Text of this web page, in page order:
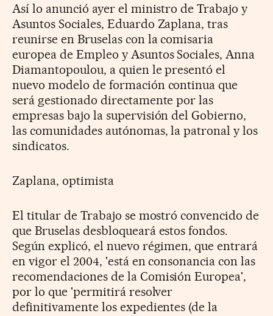
Así lo anunció ayer el ministro de Trabajo y
Asuntos Sociales, Eduardo Zaplana, tras
reunirse en Bruselas con la comisaria
europea de Empleo y Asuntos Sociales, Anna
Diamantopoulou, a quien le presentó el
nuevo modelo de formación continua que
será gestionado directamente por las
empresas bajo la supervisión del Gobierno,
las comunidades autónomas, la patronal y los
sindicatos.
Zaplana, optimista
El titular de Trabajo se mostró convencido de
que Bruselas desbloqueará estos fondos.
Según explicó, el nuevo régimen, que entrará
en vigor el 2004, 'está en consonancia con las
recomendaciones de la Comisión Europea',
por lo que 'permitirá resolver
definitivamente los expedientes (de la